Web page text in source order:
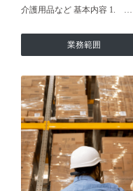
介護用品など 基本内容 1. …
業務範囲